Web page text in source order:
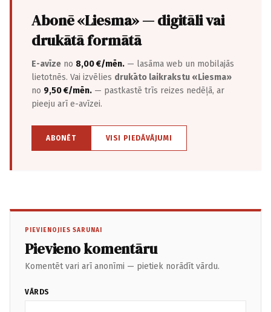
Abonē «Liesma» — digitāli vai
drukātā formātā
E-avīze no 8,00 €/mēn. — lasāma web un mobilajās
lietotnēs. Vai izvēlies drukāto laikrakstu «Liesma»
no 9,50 €/mēn. — pastkastē trīs reizes nedēļā, ar
pieeju arī e-avīzei.
ABONĒT VISI PIEDĀVĀJUMI
PIEVIENOJIES SARUNAI
Pievieno komentāru
Komentēt vari arī anonīmi — pietiek norādīt vārdu.
VĀRDS